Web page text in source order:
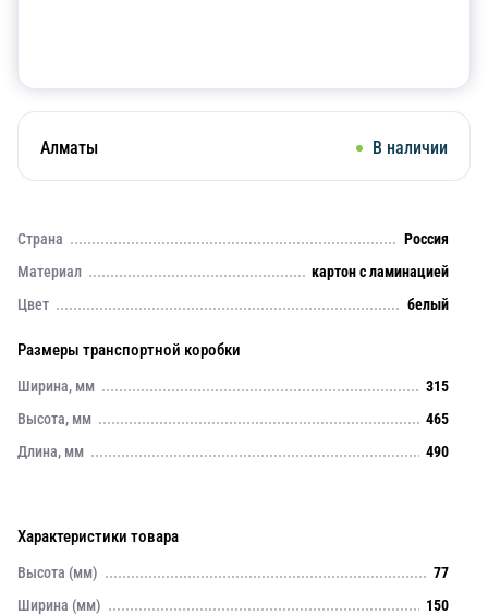
Алматы В наличии
Страна
Россия
Материал
картон с ламинацией
Цвет
белый
Размеры транспортной коробки
Ширина, мм
315
Высота, мм
465
Длина, мм
490
Характеристики товара
Высота (мм)
77
Ширина (мм)
150